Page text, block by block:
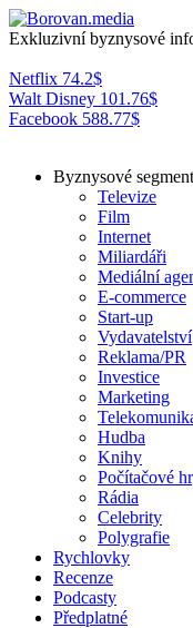
Exkluzivní byznysové
Netflix 74.2$
Walt Disney 101.76$
Facebook 588.77$
Byznysové
Televize
Film
Internet
Miliardáři
Mediální
E-commerce
Start-up
Vydavatelství
Reklama/PR
Investice
Marketing
Hudba
Knihy
Počítačové
Rádia
Celebrity
Polygrafie
Rychlovky
Recenze
Podcasty
Předplatné